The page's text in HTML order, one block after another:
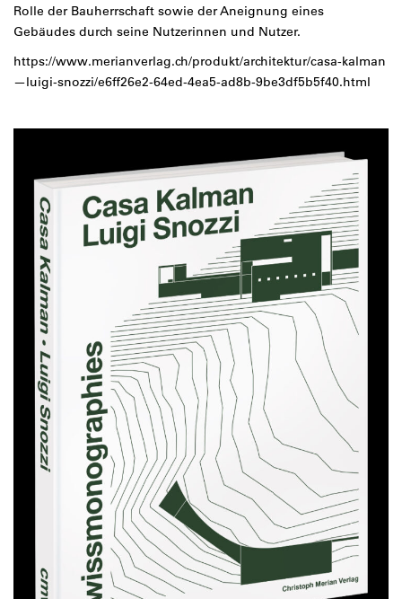
Rolle der Bauherrschaft sowie der Aneignung eines
Gebäudes durch seine Nutzerinnen und Nutzer.
https://www.merianverlag.ch/produkt/architektur/casa-kalman
—luigi-snozzi/e6ff26e2-64ed-4ea5-ad8b-9be3df5b5f40.html